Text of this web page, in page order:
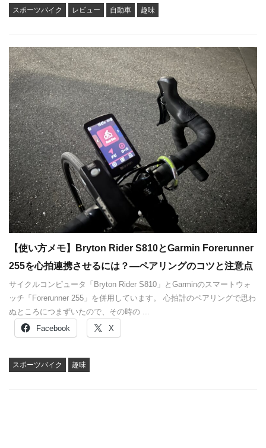
スポーツバイク レビュー 自動車 趣味
【使い方メモ】Bryton Rider S810とGarmin Forerunner
255を心拍連携させるには？—ペアリングのコツと注意点
サイクルコンピュータ「Bryton Rider S810」とGarminのスマートウォ
ッチ「Forerunner 255」を併用しています。 心拍計のペアリングで思わ
ぬところにつまずいたので、その時の ...
Facebook
X
スポーツバイク 趣味